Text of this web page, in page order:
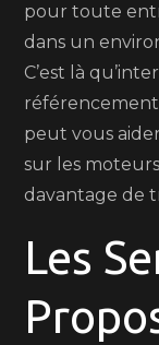
pour toute
dans un
C’est là
peut vous
sur les
davantage de
Les